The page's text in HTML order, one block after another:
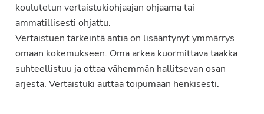
koulutetun vertaistukiohjaajan ohjaama tai
ammatillisesti ohjattu.
Vertaistuen tärkeintä antia on lisääntynyt ymmärrys
omaan kokemukseen. Oma arkea kuormittava taakka
suhteellistuu ja ottaa vähemmän hallitsevan osan
arjesta. Vertaistuki auttaa toipumaan henkisesti.